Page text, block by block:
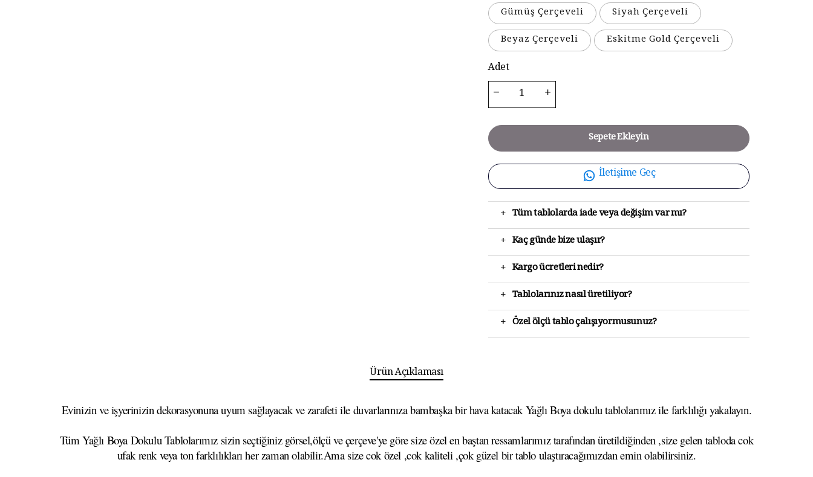
Gümüş Çerçeveli
Siyah Çerçeveli
Beyaz Çerçeveli
Eskitme Gold Çerçeveli
Adet
Sepete Ekleyin
İletişime Geç
+ Tüm tablolarda iade veya değişim var mı?
+ Kaç günde bize ulaşır?
+ Kargo ücretleri nedir?
+ Tablolarınız nasıl üretiliyor?
+ Özel ölçü tablo çalışıyormusunuz?
Ürün Açıklaması
Evinizin ve işyerinizin dekorasyonuna uyum sağlayacak ve zarafeti ile duvarlarınıza bambaşka bir hava katacak Yağlı Boya dokulu tablolarımız ile farklılığı yakalayın.
Tüm Yağlı Boya Dokulu Tablolarımız sizin seçtiğiniz görsel,ölçü ve çerçeve'ye göre size özel en baştan ressamlarımız tarafından üretildiğinden ,size gelen tabloda cok
ufak renk veya ton farklılıkları her zaman olabilir.Ama size cok özel ,cok kaliteli ,çok güzel bir tablo ulaştıracağımızdan emin olabilirsiniz.